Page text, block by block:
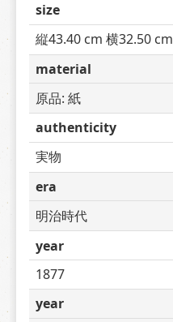
size
縦43.40 cm 横32.50 cm
material
原品: 紙
authenticity
実物
era
明治時代
year
1877
year